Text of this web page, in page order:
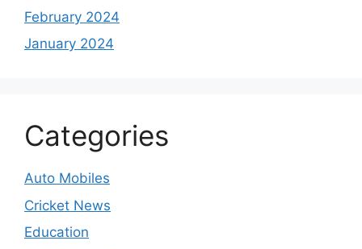
February 2024
January 2024
Categories
Auto Mobiles
Cricket News
Education